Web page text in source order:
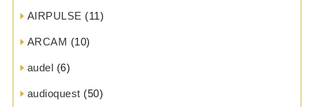
AIRPULSE (11)
ARCAM (10)
audel (6)
audioquest (50)